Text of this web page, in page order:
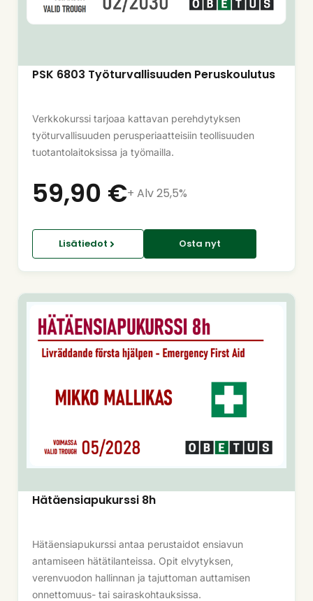
PSK 6803 Työturvallisuuden Peruskoulutus
Verkkokurssi tarjoaa kattavan perehdytyksen
työturvallisuuden perusperiaatteisiin teollisuuden
tuotantolaitoksissa ja työmailla.
59,90 €+ Alv 25,5%
Lisätiedot Osta nyt
Hätäensiapukurssi 8h
Hätäensiapukurssi antaa perustaidot ensiavun
antamiseen hätätilanteissa. Opit elvytyksen,
verenvuodon hallinnan ja tajuttoman auttamisen
onnettomuus- tai sairaskohtauksissa.